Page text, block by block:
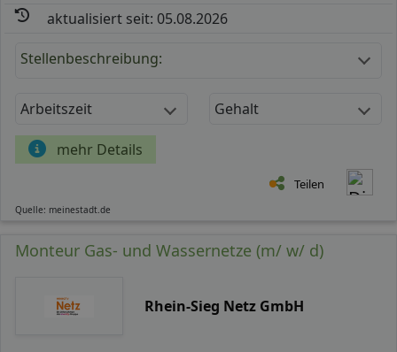
aktualisiert seit: 05.08.2026
Stellenbeschreibung:
Arbeitszeit Gehalt
mehr Details
Teilen
Quelle: meinestadt.de
Monteur Gas- und Wassernetze (m/ w/ d)
Rhein-Sieg Netz GmbH